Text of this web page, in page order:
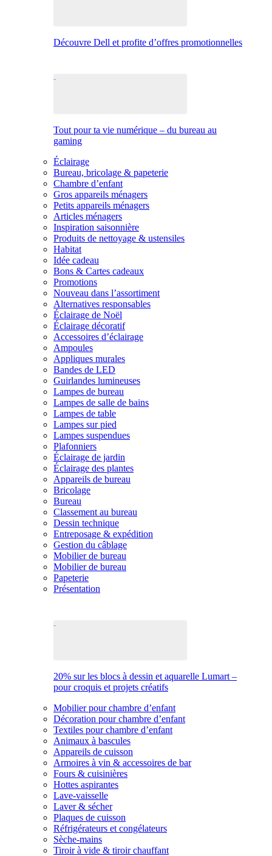
Découvre Dell et profite d’offres promotionnelles
Tout pour ta vie numérique – du bureau au
gaming
Éclairage
Bureau, bricolage & papeterie
Chambre d’enfant
Gros appareils ménagers
Petits appareils ménagers
Articles ménagers
Inspiration saisonnière
Produits de nettoyage & ustensiles
Habitat
Idée cadeau
Bons & Cartes cadeaux
Promotions
Nouveau dans l’assortiment
Alternatives responsables
Éclairage de Noël
Éclairage décoratif
Accessoires d’éclairage
Ampoules
Appliques murales
Bandes de LED
Guirlandes lumineuses
Lampes de bureau
Lampes de salle de bains
Lampes de table
Lampes sur pied
Lampes suspendues
Plafonniers
Éclairage de jardin
Éclairage des plantes
Appareils de bureau
Bricolage
Bureau
Classement au bureau
Dessin technique
Entreposage & expédition
Gestion du câblage
Mobilier de bureau
Mobilier de bureau
Papeterie
Présentation
20% sur les blocs à dessin et aquarelle Lumart –
pour croquis et projets créatifs
Mobilier pour chambre d’enfant
Décoration pour chambre d’enfant
Textiles pour chambre d’enfant
Animaux à bascules
Appareils de cuisson
Armoires à vin & accessoires de bar
Fours & cuisinières
Hottes aspirantes
Lave-vaisselle
Laver & sécher
Plaques de cuisson
Réfrigérateurs et congélateurs
Sèche-mains
Tiroir à vide & tiroir chauffant